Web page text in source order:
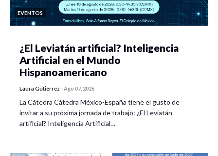
EVENTOS
¿El Leviatán artificial? Inteligencia
Artificial en el Mundo
Hispanoamericano
Laura Gutiérrez -Ago 07, 2026
La Cátedra Cátedra México-España tiene el gusto de
invitar a su próxima jornada de trabajo: ¿El Leviatán
artificial? Inteligencia Artificial…